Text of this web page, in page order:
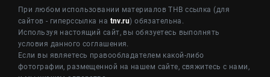
При любом использовании материалов ТНВ ссылка (для
сайтов - гиперссылка на tnv.ru) обязательна.
Используя настоящий сайт, вы обязуетесь выполнять
условия данного соглашения.
Если вы являетесь правообладателем какой-либо
фотографии, размещенной на нашем сайте, свяжитесь с нами,